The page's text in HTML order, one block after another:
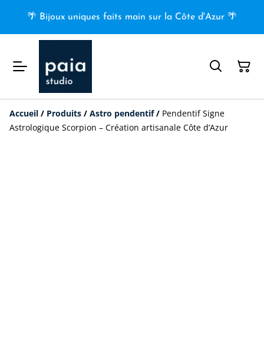
🌴 Bijoux uniques faits main sur la Côte d'Azur 🌴
Accueil / Produits / Astro pendentif / Pendentif Signe
Astrologique Scorpion – Création artisanale Côte d’Azur